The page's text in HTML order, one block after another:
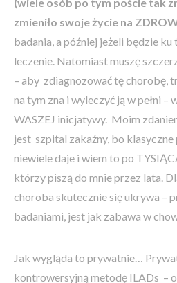
(wiele osób po tym poście tak
zmieniło swoje życie na
badania, a później jeżeli będzie ku
leczenie. Natomiast muszę
– aby zdiagnozować tę chorobę,
na tym zna i wyleczyć ją w pełni
WASZEJ inicjatywy. Moim
jest szpital zakaźny, bo
niewiele daje i wiem to po
którzy piszą do mnie przez lata.
choroba skutecznie się ukrywa –
badaniami, jest jak zabawa w
Jak wygląda to prywatnie…
kontrowersyjną metodę ILADs –